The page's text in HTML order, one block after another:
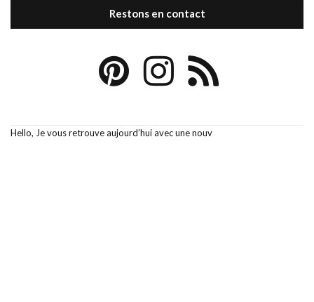
Restons en contact
Hello, Je vous retrouve aujourd’hui avec une nouv